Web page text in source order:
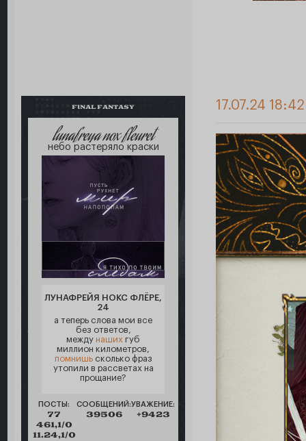
FINAL FANTASY
lunafreya nox fleuret
небо растеряло краски
ЛУНАФРЕЙЯ НОКС ФЛЁРЕ,
24
а теперь слова мои все
без ответов,
между наших губ
миллион километров,
помнишьсколько фраз
утопили в рассветах на
прощание?
ПОСТЫ:
77
461,1/0
11.24,1/0
СООБЩЕНИЙ:
39506
УВАЖЕНИЕ:
+9423
17.07.24